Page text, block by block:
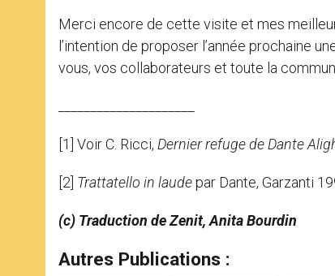
Merci encore de cette visite et mes
l’intention de proposer l’année prochaine
vous, vos collaborateurs et toute la
[1] Voir C. Ricci, Dernier refuge de Dante
[2] Trattatello in laudepar Dante, Garzanti
(c) Traduction de Zenit, Anita Bourdin
Autres Publications :